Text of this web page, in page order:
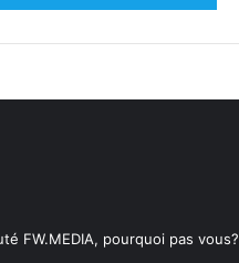
FW.MEDIA, pourquoi pas vous?